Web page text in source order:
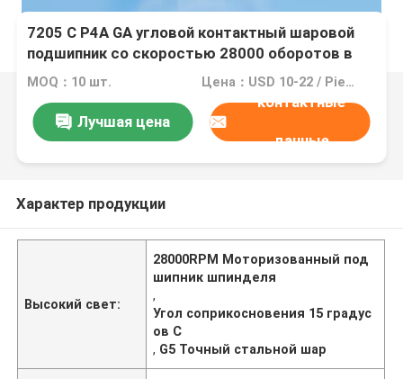
7205 C P4A GA угловой контактный шаровой
подшипник со скоростью 28000 оборотов в
минуту, точностью P4A и стальными шарами
G5 для моторизированных шпинделей
MOQ：10 шт. Цена：USD 10-22 / Piece
Лучшая цена
контактные
данные
Характер продукции
Высокий свет:
28000RPM Моторизованный под
шипник шпинделя
,
Угол соприкосновения 15 градус
ов C
, G5 Точный стальной шар